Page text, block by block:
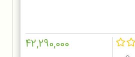
42,290,000